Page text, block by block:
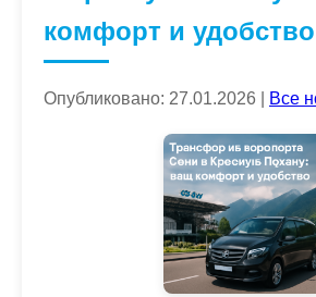
комфорт и удобство
Опубликовано: 27.01.2026 | Все